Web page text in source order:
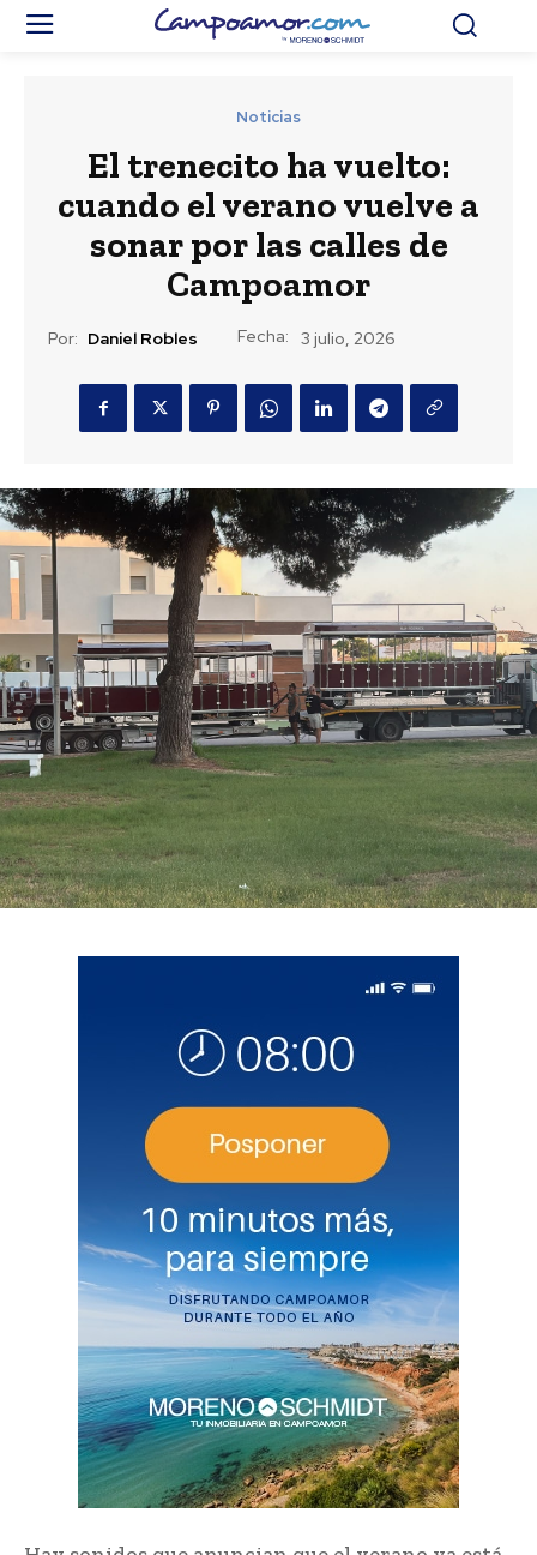
Noticias
El trenecito ha vuelto:
cuando el verano vuelve a
sonar por las calles de
Campoamor
Por: Daniel Robles Fecha: 3 julio, 2026